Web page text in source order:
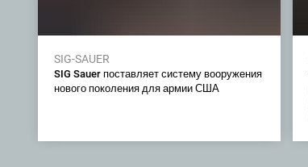
SIG-SAUER
SIG Sauer поставляет систему вооружения
нового поколения для армии США